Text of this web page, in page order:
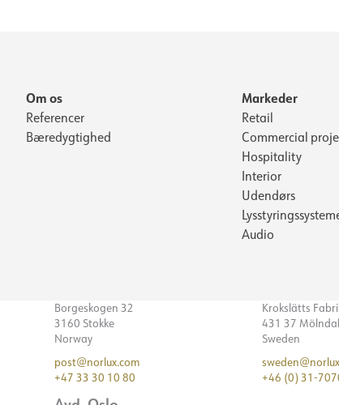
Om os
Referencer
Bæredygtighed
Markeder
Retail
Commercial
Hospitality
Interior
Udendørs
Audio
Borgeskogen 32
3160 Stokke
Norway
post@norlux.com
+47 33 30 10 80
Krokslätts
431 37 Mölndal
Sweden
+46 (0) 31-